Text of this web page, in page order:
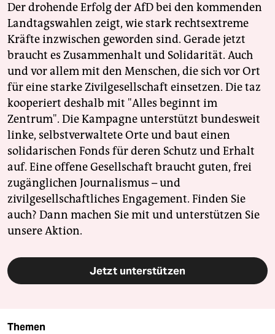
Der drohende Erfolg der AfD bei den kommenden
Landtagswahlen zeigt, wie stark rechtsextreme
Kräfte inzwischen geworden sind. Gerade jetzt
braucht es Zusammenhalt und Solidarität. Auch
und vor allem mit den Menschen, die sich vor Ort
für eine starke Zivilgesellschaft einsetzen. Die taz
kooperiert deshalb mit "Alles beginnt im
Zentrum". Die Kampagne unterstützt bundesweit
linke, selbstverwaltete Orte und baut einen
solidarischen Fonds für deren Schutz und Erhalt
auf. Eine offene Gesellschaft braucht guten, frei
zugänglichen Journalismus – und
zivilgesellschaftliches Engagement. Finden Sie
auch? Dann machen Sie mit und unterstützen Sie
unsere Aktion.
Jetzt unterstützen
Themen